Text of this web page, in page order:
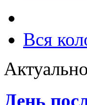
Вся
Актуально
День